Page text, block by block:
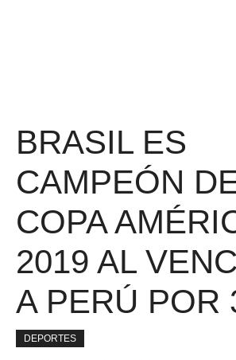
BRASIL ES
CAMPEÓN
COPA
2019 AL
A PERÚ POR
DEPORTES